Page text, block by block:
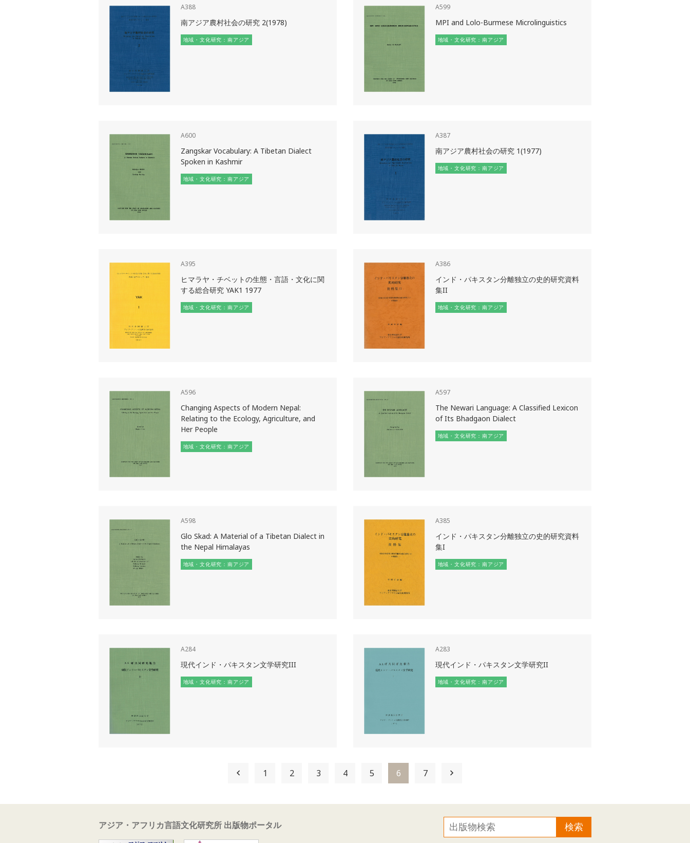
A388
南アジア農村社会の研究 2(1978)
地域・文化研究：南アジア
A599
MPI and Lolo-Burmese Microlinguistics
地域・文化研究：南アジア
A600
Zangskar Vocabulary: A Tibetan Dialect
Spoken in Kashmir
地域・文化研究：南アジア
A387
南アジア農村社会の研究 1(1977)
地域・文化研究：南アジア
A395
ヒマラヤ・チベットの生態・言語・文化に関
する総合研究 YAK1 1977
地域・文化研究：南アジア
A386
インド・パキスタン分離独立の史的研究資料
集II
地域・文化研究：南アジア
A596
Changing Aspects of Modern Nepal:
Relating to the Ecology, Agriculture, and
Her People
地域・文化研究：南アジア
A597
The Newari Language: A Classified Lexicon
of Its Bhadgaon Dialect
地域・文化研究：南アジア
A598
Glo Skad: A Material of a Tibetan Dialect in
the Nepal Himalayas
地域・文化研究：南アジア
A385
インド・パキスタン分離独立の史的研究資料
集I
地域・文化研究：南アジア
A284
現代インド・パキスタン文学研究III
地域・文化研究：南アジア
A283
現代インド・パキスタン文学研究II
地域・文化研究：南アジア
1 2 3 4 5 6 7
アジア・アフリカ言語文化研究所 出版物ポータル